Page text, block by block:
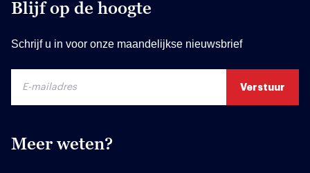
Blijf op de hoogte
Schrijf u in voor onze maandelijkse nieuwsbrief
Meer weten?